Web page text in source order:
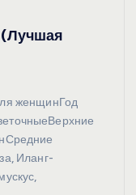
(Лучшая
женщинГод
Иланг-